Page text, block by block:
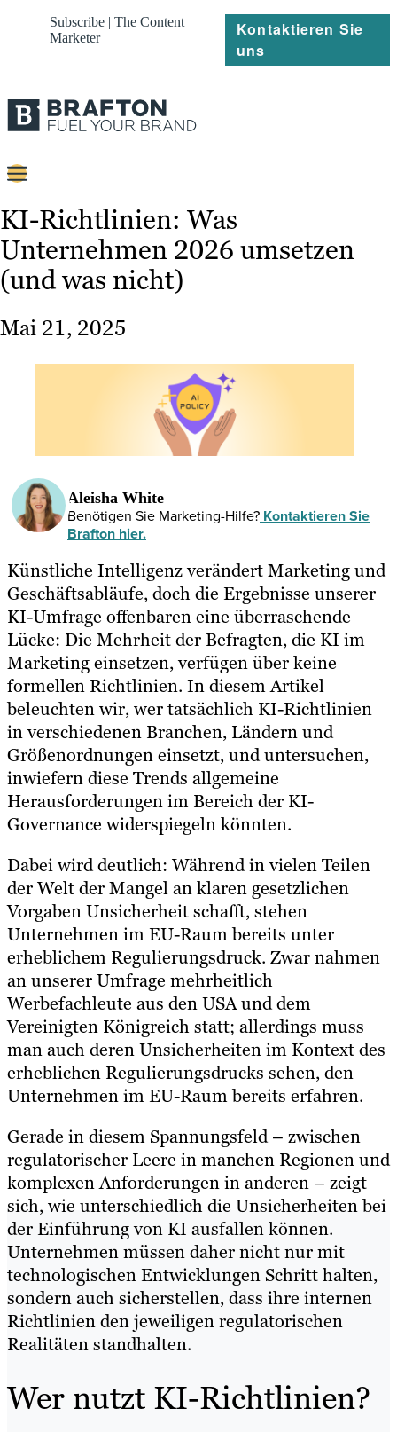
Subscribe | The Content
Marketer
Kontaktieren Sie
uns
Content
Strategie
Platforms
Referenzen
KI-Richtlinien: Was
Unternehmen 2026 umsetzen
(und was nicht)
Mai 21, 2025
Aleisha White
Benötigen Sie Marketing-Hilfe? Kontaktieren Sie
Brafton hier.
Künstliche Intelligenz verändert Marketing und
Geschäftsabläufe, doch die Ergebnisse unserer
KI-Umfrage offenbaren eine überraschende
Lücke: Die Mehrheit der Befragten, die KI im
Marketing einsetzen, verfügen über keine
formellen Richtlinien. In diesem Artikel
beleuchten wir, wer tatsächlich KI-Richtlinien
in verschiedenen Branchen, Ländern und
Größenordnungen einsetzt, und untersuchen,
inwiefern diese Trends allgemeine
Herausforderungen im Bereich der KI-
Governance widerspiegeln könnten.
Dabei wird deutlich: Während in vielen Teilen
der Welt der Mangel an klaren gesetzlichen
Vorgaben Unsicherheit schafft, stehen
Unternehmen im EU-Raum bereits unter
erheblichem Regulierungsdruck. Zwar nahmen
an unserer Umfrage mehrheitlich
Werbefachleute aus den USA und dem
Vereinigten Königreich statt; allerdings muss
man auch deren Unsicherheiten im Kontext des
erheblichen Regulierungsdrucks sehen, den
Unternehmen im EU-Raum bereits erfahren.
Gerade in diesem Spannungsfeld – zwischen
regulatorischer Leere in manchen Regionen und
komplexen Anforderungen in anderen – zeigt
sich, wie unterschiedlich die Unsicherheiten bei
der Einführung von KI ausfallen können.
Unternehmen müssen daher nicht nur mit
technologischen Entwicklungen Schritt halten,
sondern auch sicherstellen, dass ihre internen
Richtlinien den jeweiligen regulatorischen
Realitäten standhalten.
Wer nutzt KI-Richtlinien?